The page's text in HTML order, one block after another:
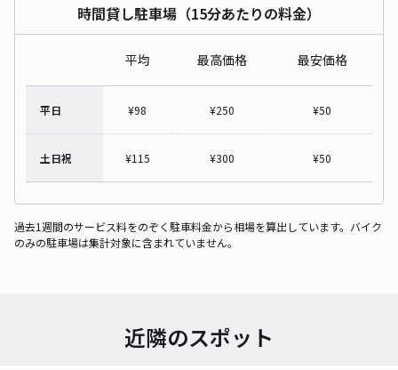
時間貸し駐車場（15分あたりの料金）
平均 最高価格 最安価格
平日 ¥98 ¥250 ¥50
土日祝 ¥115 ¥300 ¥50
過去1週間のサービス料をのぞく駐車料金から相場を算出しています。バイク
のみの駐車場は集計対象に含まれていません。
近隣のスポット